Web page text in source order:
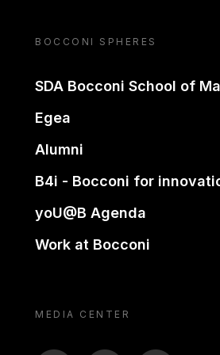
BOCCONI SPHERES
SDA Bocconi School of
Egea
Alumni
B4i - Bocconi for
yoU@B Agenda
Work at Bocconi
MEDIA CENTER